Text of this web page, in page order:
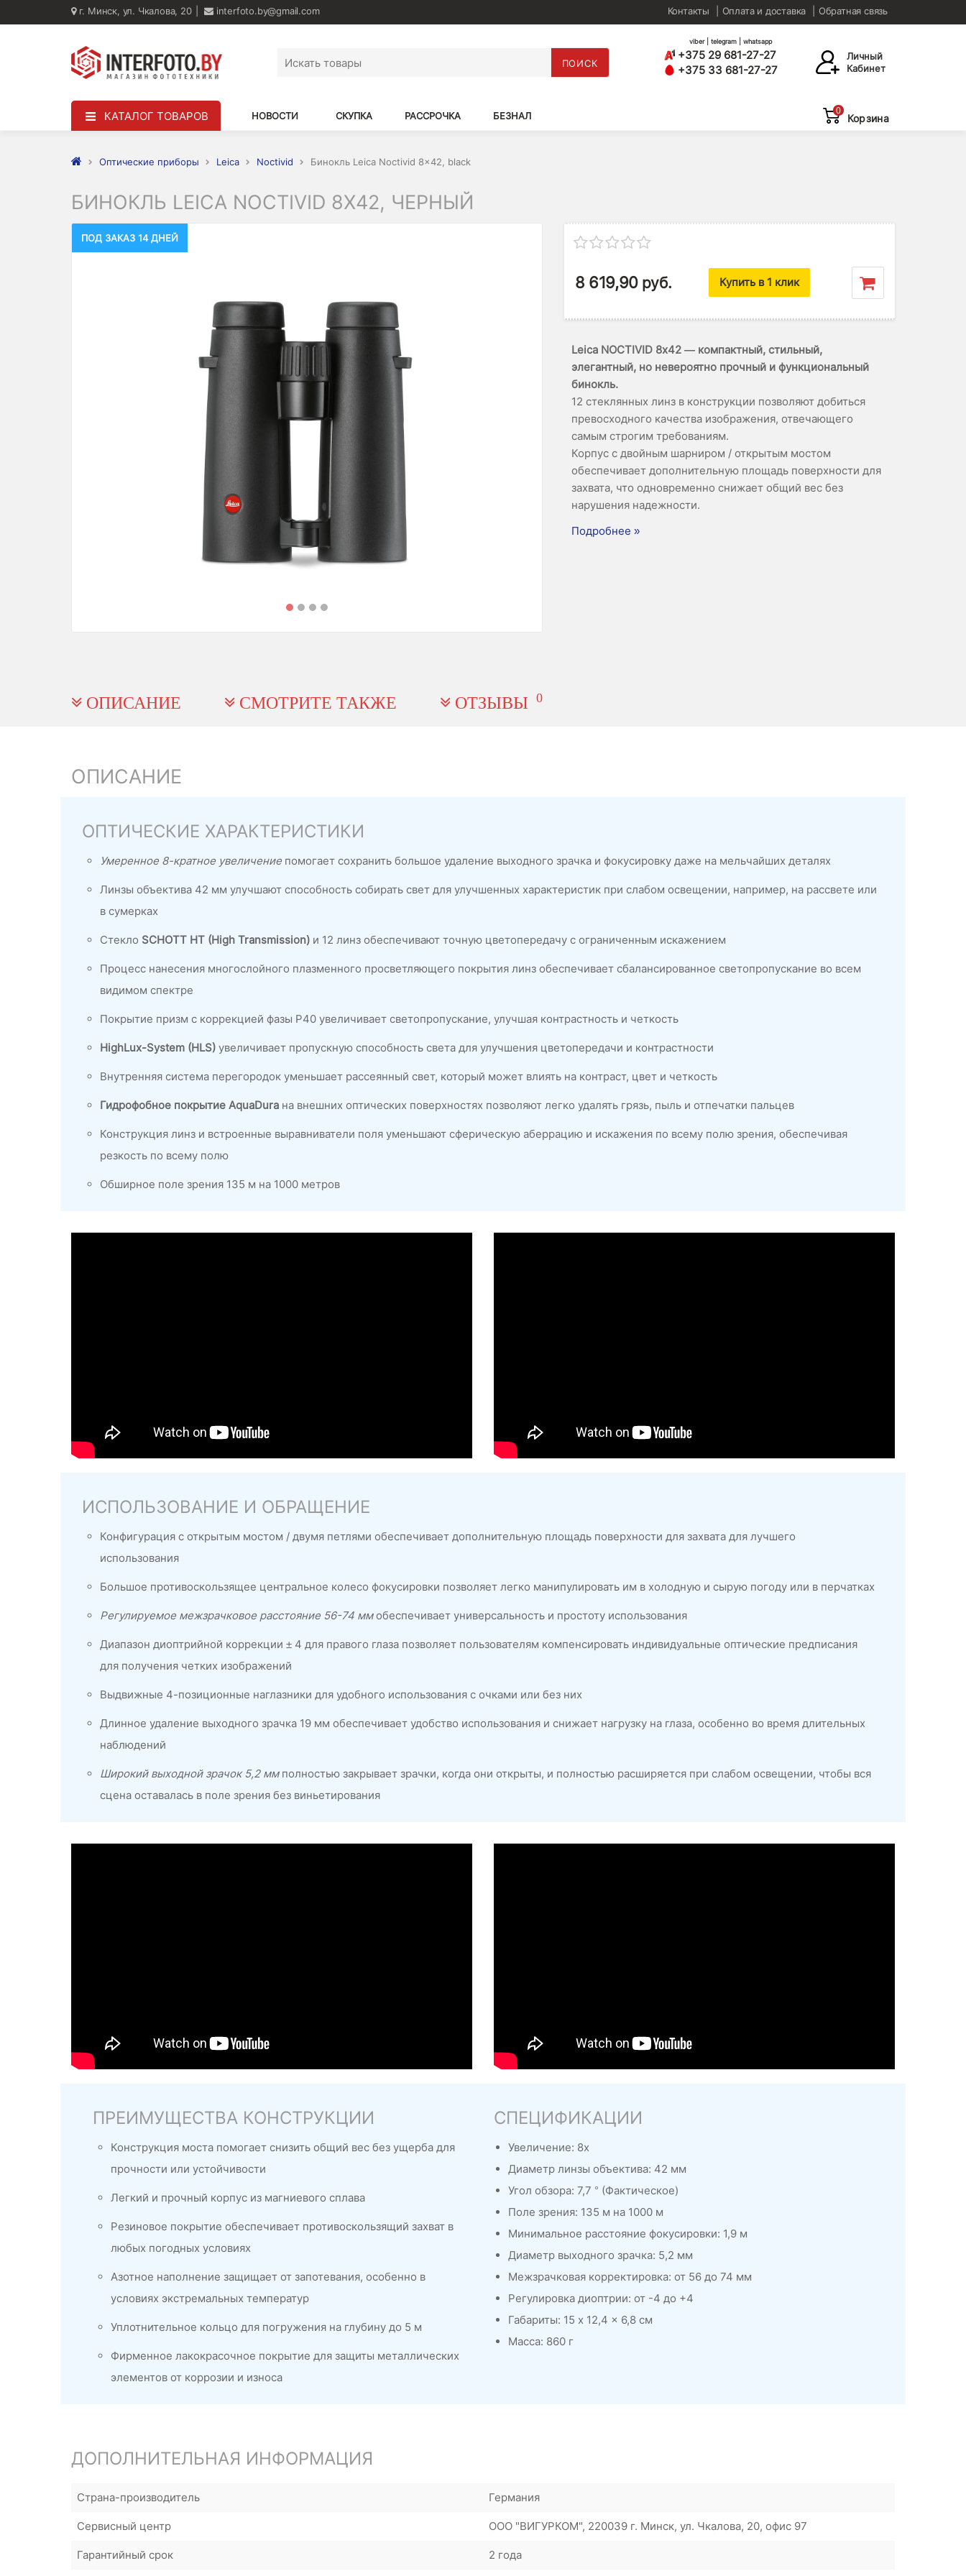
г. Минск, ул. Чкалова, 20 interfoto.by@gmail.com Контакты Оплата и доставка Обратная связь
ПОИСК
viber | telegram | whatsapp
+375 29 681-27-27
+375 33 681-27-27
Личный
Кабинет
КАТАЛОГ ТОВАРОВ НОВОСТИ СКУПКА РАССРОЧКА БЕЗНАЛ 0
Корзина
Оптические приборы Leica Noctivid Бинокль Leica Noctivid 8x42, black
БИНОКЛЬ LEICA NOCTIVID 8X42, ЧЕРНЫЙ
ПОД ЗАКАЗ 14 ДНЕЙ
8 619,90 руб. Купить в 1 клик
Leica NOCTIVID 8х42 — компактный, стильный,
элегантный, но невероятно прочный и функциональный
бинокль.
12 стеклянных линз в конструкции позволяют добиться
превосходного качества изображения, отвечающего
самым строгим требованиям.
Корпус с двойным шарниром / открытым мостом
обеспечивает дополнительную площадь поверхности для
захвата, что одновременно снижает общий вес без
нарушения надежности.
Подробнее »
ОПИСАНИЕ СМОТРИТЕ ТАКЖЕ ОТЗЫВЫ 0
ОПИСАНИЕ
ОПТИЧЕСКИЕ ХАРАКТЕРИСТИКИ
Умеренное 8-кратное увеличение помогает сохранить большое удаление выходного зрачка и фокусировку даже на мельчайших деталях
Линзы объектива 42 мм улучшают способность собирать свет для улучшенных характеристик при слабом освещении, например, на рассвете или
в сумерках
Стекло SCHOTT HT (High Transmission) и 12 линз обеспечивают точную цветопередачу с ограниченным искажением
Процесс нанесения многослойного плазменного просветляющего покрытия линз обеспечивает сбалансированное светопропускание во всем
видимом спектре
Покрытие призм с коррекцией фазы P40 увеличивает светопропускание, улучшая контрастность и четкость
HighLux-System (HLS) увеличивает пропускную способность света для улучшения цветопередачи и контрастности
Внутренняя система перегородок уменьшает рассеянный свет, который может влиять на контраст, цвет и четкость
Гидрофобное покрытие AquaDura на внешних оптических поверхностях позволяют легко удалять грязь, пыль и отпечатки пальцев
Конструкция линз и встроенные выравниватели поля уменьшают сферическую аберрацию и искажения по всему полю зрения, обеспечивая
резкость по всему полю
Обширное поле зрения 135 м на 1000 метров
ИСПОЛЬЗОВАНИЕ И ОБРАЩЕНИЕ
Конфигурация с открытым мостом / двумя петлями обеспечивает дополнительную площадь поверхности для захвата для лучшего
использования
Большое противоскользящее центральное колесо фокусировки позволяет легко манипулировать им в холодную и сырую погоду или в перчатках
Регулируемое межзрачковое расстояние 56-74 ммобеспечивает универсальность и простоту использования
Диапазон диоптрийной коррекции ± 4 для правого глаза позволяет пользователям компенсировать индивидуальные оптические предписания
для получения четких изображений
Выдвижные 4-позиционные наглазники для удобного использования с очками или без них
Длинное удаление выходного зрачка 19 мм обеспечивает удобство использования и снижает нагрузку на глаза, особенно во время длительных
наблюдений
Широкий выходной зрачок 5,2 ммполностью закрывает зрачки, когда они открыты, и полностью расширяется при слабом освещении, чтобы вся
сцена оставалась в поле зрения без виньетирования
ПРЕИМУЩЕСТВА КОНСТРУКЦИИ
Конструкция моста помогает снизить общий вес без ущерба для
прочности или устойчивости
Легкий и прочный корпус из магниевого сплава
Резиновое покрытие обеспечивает противоскользящий захват в
любых погодных условиях
Азотное наполнение защищает от запотевания, особенно в
условиях экстремальных температур
Уплотнительное кольцо для погружения на глубину до 5 м
Фирменное лакокрасочное покрытие для защиты металлических
элементов от коррозии и износа
СПЕЦИФИКАЦИИ
Увеличение: 8x
Диаметр линзы объектива: 42 мм
Угол обзора: 7,7 ° (Фактическое)
Поле зрения: 135 м на 1000 м
Минимальное расстояние фокусировки: 1,9 м
Диаметр выходного зрачка: 5,2 мм
Межзрачковая корректировка: от 56 до 74 мм
Регулировка диоптрии: от -4 до +4
Габариты: 15 x 12,4 x 6,8 см
Масса: 860 г
ДОПОЛНИТЕЛЬНАЯ ИНФОРМАЦИЯ
Страна-производитель Германия
Сервисный центр ООО "ВИГУРКОМ", 220039 г. Минск, ул. Чкалова, 20, офис 97
Гарантийный срок 2 года